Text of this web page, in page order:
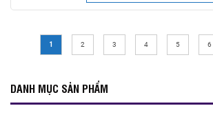
1 2 3 4 5 6
DANH MỤC SẢN PHẨM